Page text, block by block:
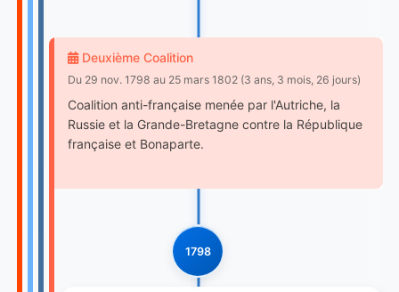
Deuxième Coalition
Du 29 nov. 1798 au 25 mars 1802 (3 ans, 3 mois, 26 jours)
Coalition anti-française menée par l'Autriche, la
Russie et la Grande-Bretagne contre la République
française et Bonaparte.
1798